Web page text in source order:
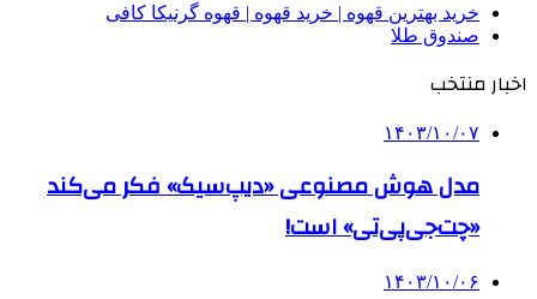
خرید بهترین قهوه | خرید قهوه | قهوه گرنیکا کافی
صندوق طلا
اخبار منتخب
۱۴۰۳/۱۰/۰۷
مدل هوش مصنوعی «دیپ‌سیک» فکر می‌کند
«چت‌جی‌پی‌تی» است!
۱۴۰۳/۱۰/۰۶